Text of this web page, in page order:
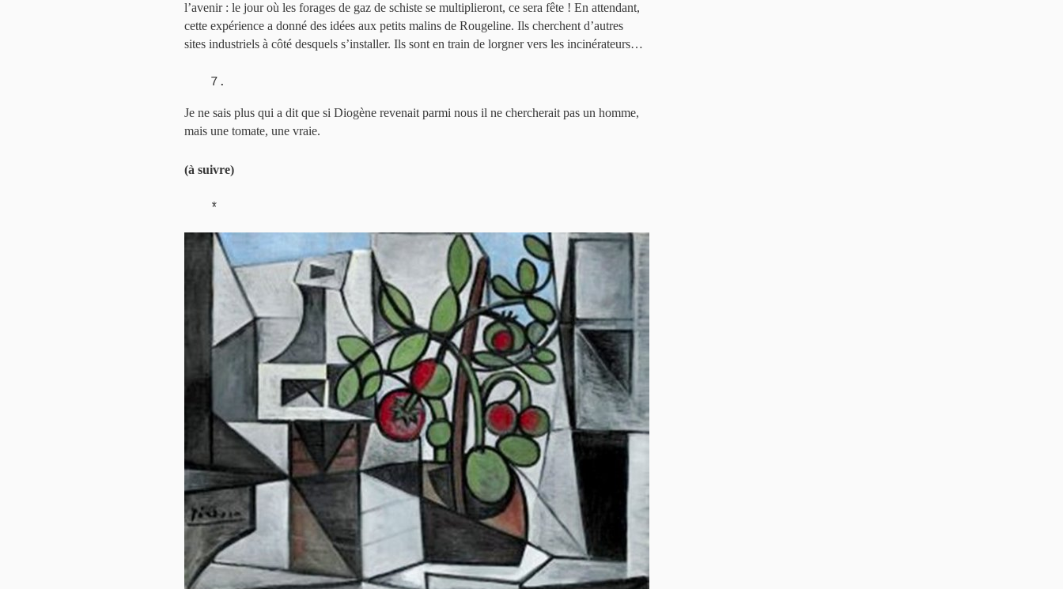
l’avenir : le jour où les forages de gaz de schiste se multiplieront, ce sera fête ! En attendant,
cette expérience a donné des idées aux petits malins de Rougeline. Ils cherchent d’autres
sites industriels à côté desquels s’installer. Ils sont en train de lorgner vers les incinérateurs…
7.
Je ne sais plus qui a dit que si Diogène revenait parmi nous il ne chercherait pas un homme,
mais une tomate, une vraie.
(à suivre)
*